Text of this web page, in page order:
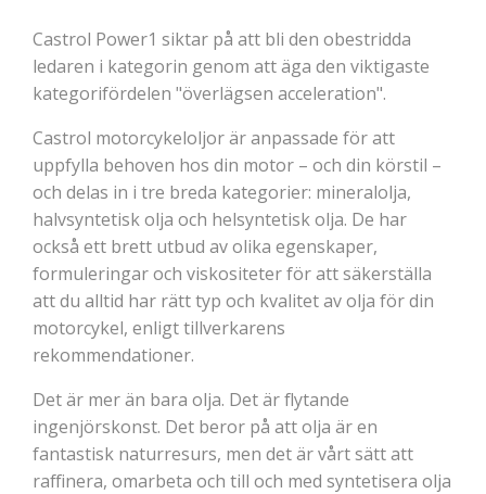
Castrol Power1 siktar på att bli den obestridda
ledaren i kategorin genom att äga den viktigaste
kategorifördelen "överlägsen acceleration".
Castrol motorcykeloljor är anpassade för att
uppfylla behoven hos din motor – och din körstil –
och delas in i tre breda kategorier: mineralolja,
halvsyntetisk olja och helsyntetisk olja. De har
också ett brett utbud av olika egenskaper,
formuleringar och viskositeter för att säkerställa
att du alltid har rätt typ och kvalitet av olja för din
motorcykel, enligt tillverkarens
rekommendationer.
Det är mer än bara olja. Det är flytande
ingenjörskonst. Det beror på att olja är en
fantastisk naturresurs, men det är vårt sätt att
raffinera, omarbeta och till och med syntetisera olja